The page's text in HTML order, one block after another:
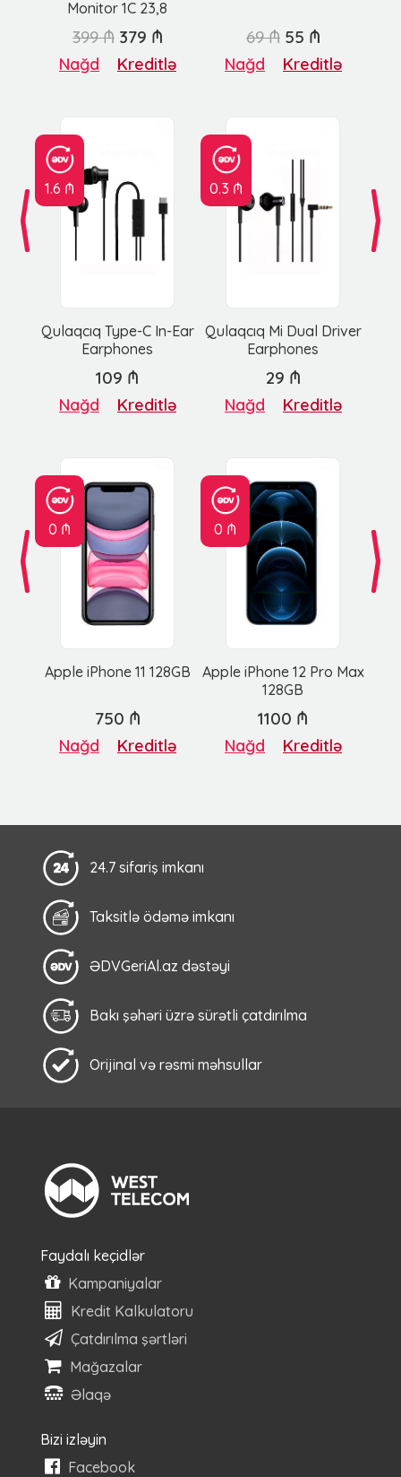
Monitor 1C 23,8
399 ₼ 379 ₼
Nağd Kreditlə
69 ₼ 55 ₼
Nağd Kreditlə
1.6 ₼
Qulaqcıq Type-C In-Ear
Earphones
0.3 ₼
Qulaqcıq Mi Dual Driver
Earphones
109 ₼
Nağd Kreditlə
29 ₼
Nağd Kreditlə
0 ₼
Apple iPhone 11 128GB
0 ₼
Apple iPhone 12 Pro Max
128GB
750 ₼
Nağd Kreditlə
1100 ₼
Nağd Kreditlə
24.7 sifariş imkanı
Taksitlə ödəmə imkanı
ƏDVGeriAl.az dəstəyi
Bakı şəhəri üzrə sürətli çatdırılma
Orijinal və rəsmi məhsullar
Faydalı keçidlər
Kampaniyalar
Kredit Kalkulatoru
Çatdırılma şərtləri
Mağazalar
Əlaqə
Bizi izləyin
Facebook